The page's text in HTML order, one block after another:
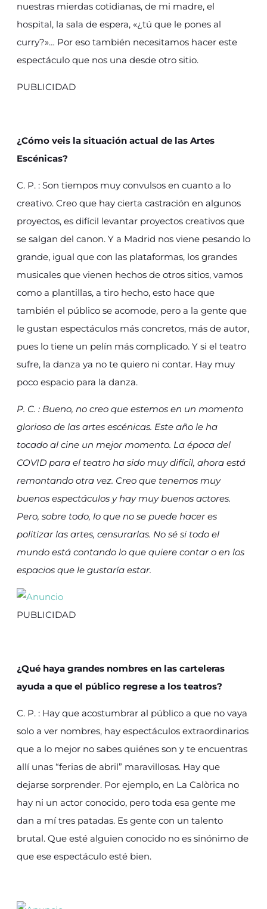
nuestras mierdas cotidianas, de mi madre, el
hospital, la sala de espera, «¿tú que le pones al
curry?»… Por eso también necesitamos hacer este
espectáculo que nos una desde otro sitio.
PUBLICIDAD
¿Cómo veis la situación actual de las Artes
Escénicas?
C. P. : Son tiempos muy convulsos en cuanto a lo
creativo. Creo que hay cierta castración en algunos
proyectos, es difícil levantar proyectos creativos que
se salgan del canon. Y a Madrid nos viene pesando lo
grande, igual que con las plataformas, los grandes
musicales que vienen hechos de otros sitios, vamos
como a plantillas, a tiro hecho, esto hace que
también el público se acomode, pero a la gente que
le gustan espectáculos más concretos, más de autor,
pues lo tiene un pelín más complicado. Y si el teatro
sufre, la danza ya no te quiero ni contar. Hay muy
poco espacio para la danza.
P. C. : Bueno, no creo que estemos en un momento
glorioso de las artes escénicas. Este año le ha
tocado al cine un mejor momento. La época del
COVID para el teatro ha sido muy difícil, ahora está
remontando otra vez. Creo que tenemos muy
buenos espectáculos y hay muy buenos actores.
Pero, sobre todo, lo que no se puede hacer es
politizar las artes, censurarlas. No sé si todo el
mundo está contando lo que quiere contar o en los
espacios que le gustaría estar.
PUBLICIDAD
¿Qué haya grandes nombres en las carteleras
ayuda a que el público regrese a los teatros?
C. P. : Hay que acostumbrar al público a que no vaya
solo a ver nombres, hay espectáculos extraordinarios
que a lo mejor no sabes quiénes son y te encuentras
allí unas “ferias de abril” maravillosas. Hay que
dejarse sorprender. Por ejemplo, en La Calòrica no
hay ni un actor conocido, pero toda esa gente me
dan a mí tres patadas. Es gente con un talento
brutal. Que esté alguien conocido no es sinónimo de
que ese espectáculo esté bien.